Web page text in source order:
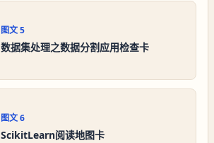
图文5
数据集处理之数据分割应用检查卡
图文6
ScikitLearn阅读地图卡